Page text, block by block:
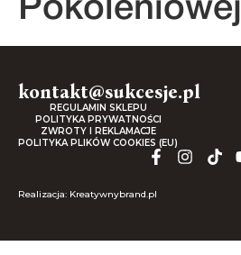
Pokoleniowej
kontakt@sukcesje.pl
REGULAMIN SKLEPU
POLITYKA PRYWATNOŚCI
ZWROTY I REKLAMACJE
POLITYKA PLIKÓW COOKIES (EU)
Realizacja: Kreatywnybrand.pl